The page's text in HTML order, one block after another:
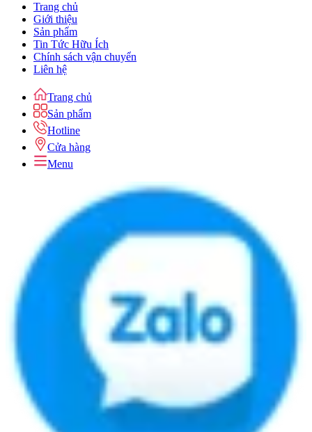
Trang chủ
Giới thiệu
Sản phẩm
Tin Tức Hữu Ích
Chính sách vận chuyển
Liên hệ
Trang chủ
Sản phẩm
Hotline
Cửa hàng
Menu